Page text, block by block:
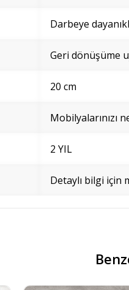
Darbeye
Geri dönüşüme
20 cm
Mobilyalarınızı
2 YIL
Detaylı bilgi için